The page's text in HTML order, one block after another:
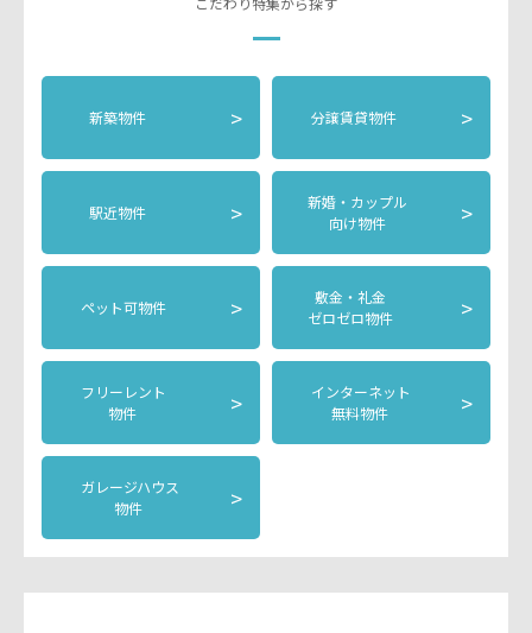
新築物件 > 分譲賃貸物件 >
駅近物件 >
新婚・カップル
向け物件
>
ペット可物件 >
敷金・礼金
ゼロゼロ物件
>
フリーレント
物件
>
インターネット
無料物件
>
ガレージハウス
物件
>